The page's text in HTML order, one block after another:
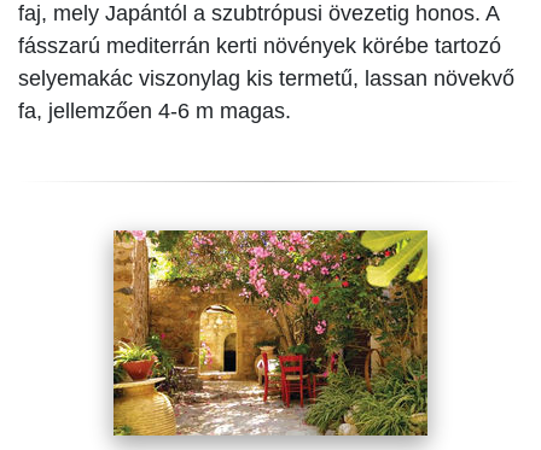
faj, mely Japántól a szubtrópusi övezetig honos. A
fásszarú mediterrán kerti növények körébe tartozó
selyemakác viszonylag kis termetű, lassan növekvő
fa, jellemzően 4-6 m magas.